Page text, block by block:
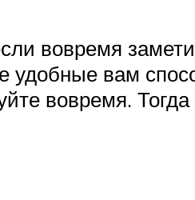
вовремя
удобные вам
вовремя. Тогда